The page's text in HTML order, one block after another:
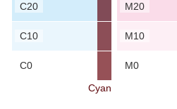
C20
C10
C0
Cyan
M20
M10
M0